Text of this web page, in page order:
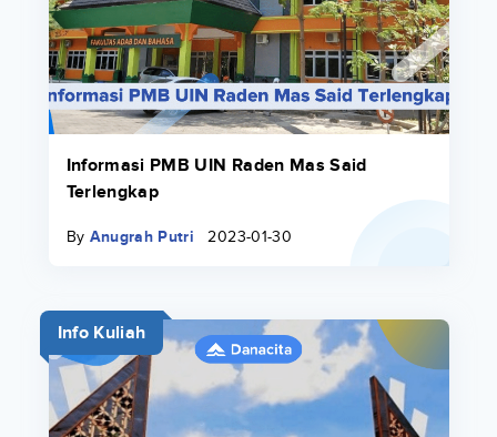
Informasi PMB UIN Raden Mas Said
Terlengkap
By Anugrah Putri 2023-01-30
Info Kuliah